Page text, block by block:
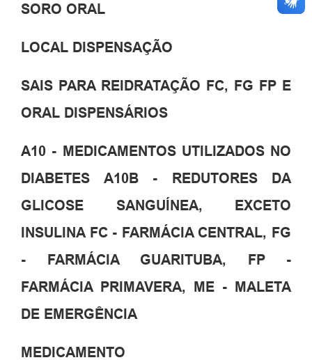
SORO ORAL
LOCAL DISPENSAÇÃO
SAIS PARA REIDRATAÇÃO FC, FG FP E
ORAL DISPENSÁRIOS
A10 - MEDICAMENTOS UTILIZADOS NO
DIABETES A10B - REDUTORES DA
GLICOSE SANGUÍNEA, EXCETO
INSULINA FC - FARMÁCIA CENTRAL, FG
- FARMÁCIA GUARITUBA, FP -
FARMÁCIA PRIMAVERA, ME - MALETA
DE EMERGÊNCIA
MEDICAMENTO